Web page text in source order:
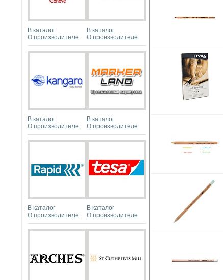
В каталог
О производителе
В каталог
О производителе
В каталог
О производителе
В каталог
О производителе
В каталог
О производителе
В каталог
О производителе